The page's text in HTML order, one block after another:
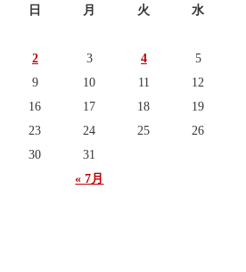
日 月 火 水
« 7月
2
3 4 5
9
10 11 12
16
17 18 19
23
24 25 26
30
31